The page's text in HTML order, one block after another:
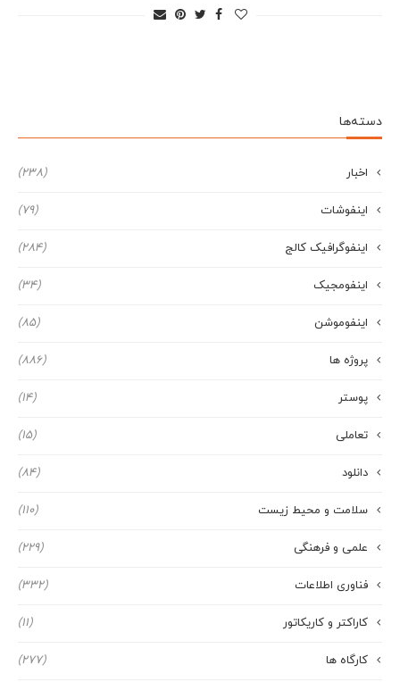
دسته‌ها
اخبار (238)
اینفوشات (79)
اینفوگرافیک کالج (284)
اینفومجیک (34)
اینفوموشن (85)
پروژه ها (886)
پوستر (14)
تعاملی (15)
دانلود (84)
سلامت و محیط زیست (110)
علمی و فرهنگی (229)
فناوری اطلاعات (332)
کاراکتر و کاریکاتور (11)
کارگاه ها (277)